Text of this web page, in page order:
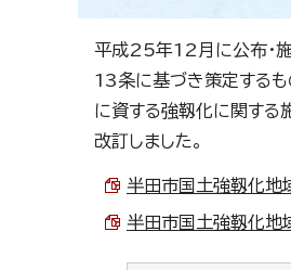
平成25年12月に公布・施
13条に基づき策定するも
に資する強靱化に関する
改訂しました。
半田市国土強靱化地
半田市国土強靱化